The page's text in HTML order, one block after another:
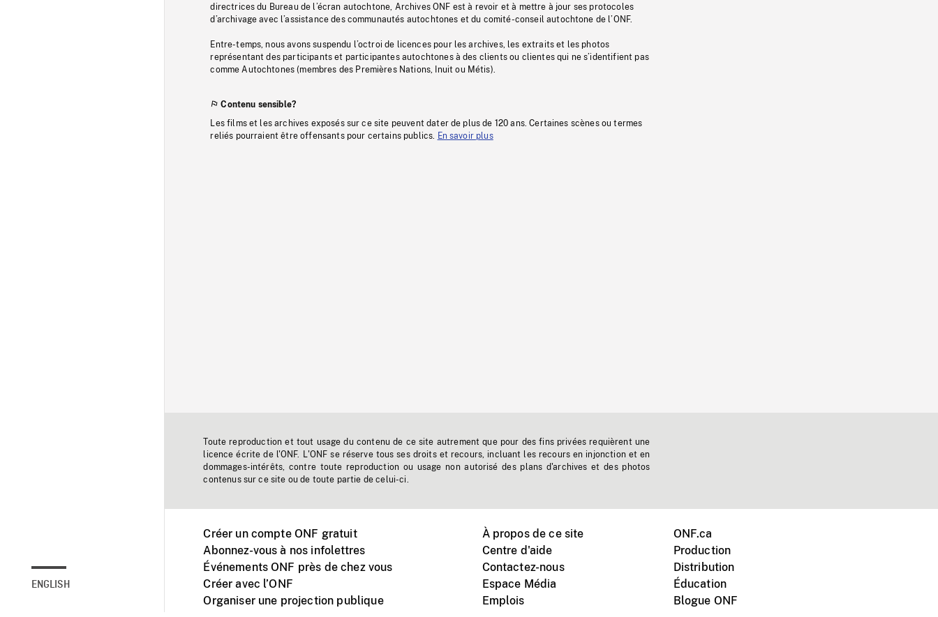
ENGLISH
directrices du Bureau de l’écran autochtone, Archives ONF est à revoir et à mettre à jour ses protocoles
d’archivage avec l’assistance des communautés autochtones et du comité-conseil autochtone de l’ONF.
Entre-temps, nous avons suspendu l’octroi de licences pour les archives, les extraits et les photos
représentant des participants et participantes autochtones à des clients ou clientes qui ne s’identifient pas
comme Autochtones (membres des Premières Nations, Inuit ou Métis).
Contenu sensible?
Les films et les archives exposés sur ce site peuvent dater de plus de 120 ans. Certaines scènes ou termes
reliés pourraient être offensants pour certains publics.
En savoir plus
Toute reproduction et tout usage du contenu de ce site autrement que pour des fins privées requièrent une
licence écrite de l'ONF. L'ONF se réserve tous ses droits et recours, incluant les recours en injonction et en
dommages-intérêts, contre toute reproduction ou usage non autorisé des plans d'archives et des photos
contenus sur ce site ou de toute partie de celui-ci.
Créer un compte ONF gratuit
Abonnez-vous à nos infolettres
Événements ONF près de chez vous
Créer avec l’ONF
Organiser une projection publique
À propos de ce site
Centre d'aide
Contactez-nous
Espace Média
Emplois
ONF.ca
Production
Distribution
Éducation
Blogue ONF